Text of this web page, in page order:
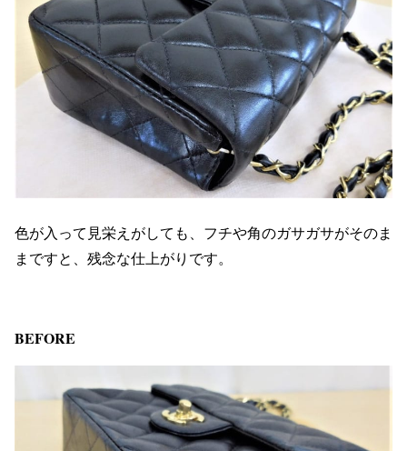
色が入って見栄えがしても、フチや角のガサガサがそのま
まですと、残念な仕上がりです。
BEFORE